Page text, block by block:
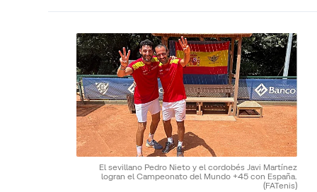
El sevillano Pedro Nieto y el cordobés Javi Martínez
logran el Campeonato del Mundo +45 con España.
(FATenis)